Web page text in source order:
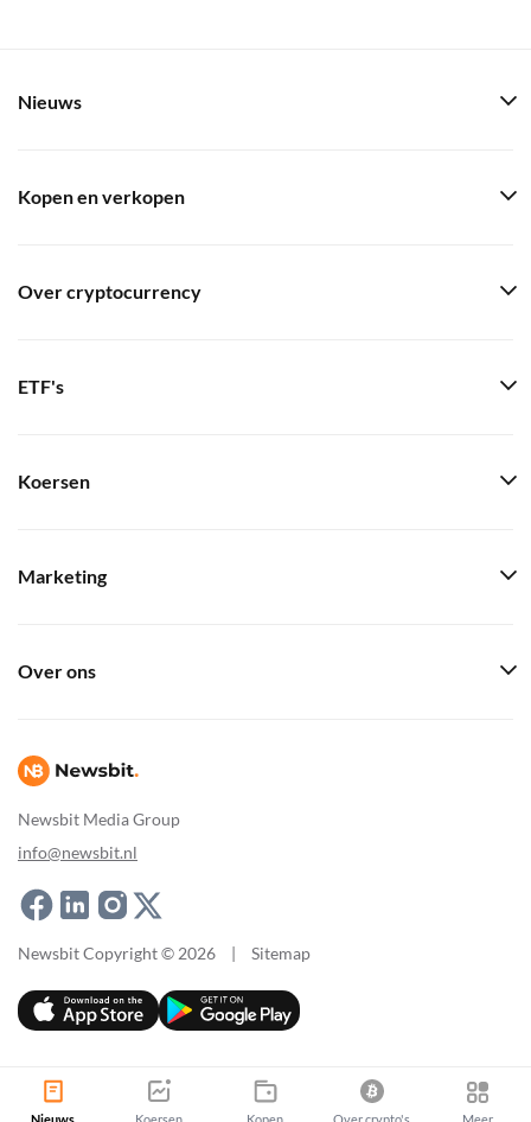
Newsbit Media Group
info@newsbit.nl
Nieuws
Kopen en verkopen
Over cryptocurrency
ETF's
Koersen
Marketing
Over ons
Newsbit Copyright © 2026 | Sitemap